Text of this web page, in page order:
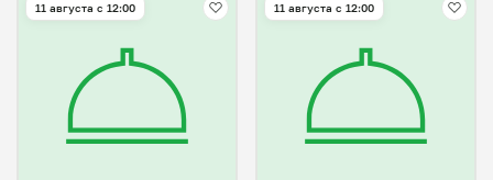
11 августа с 12:00 11 августа с 12:00